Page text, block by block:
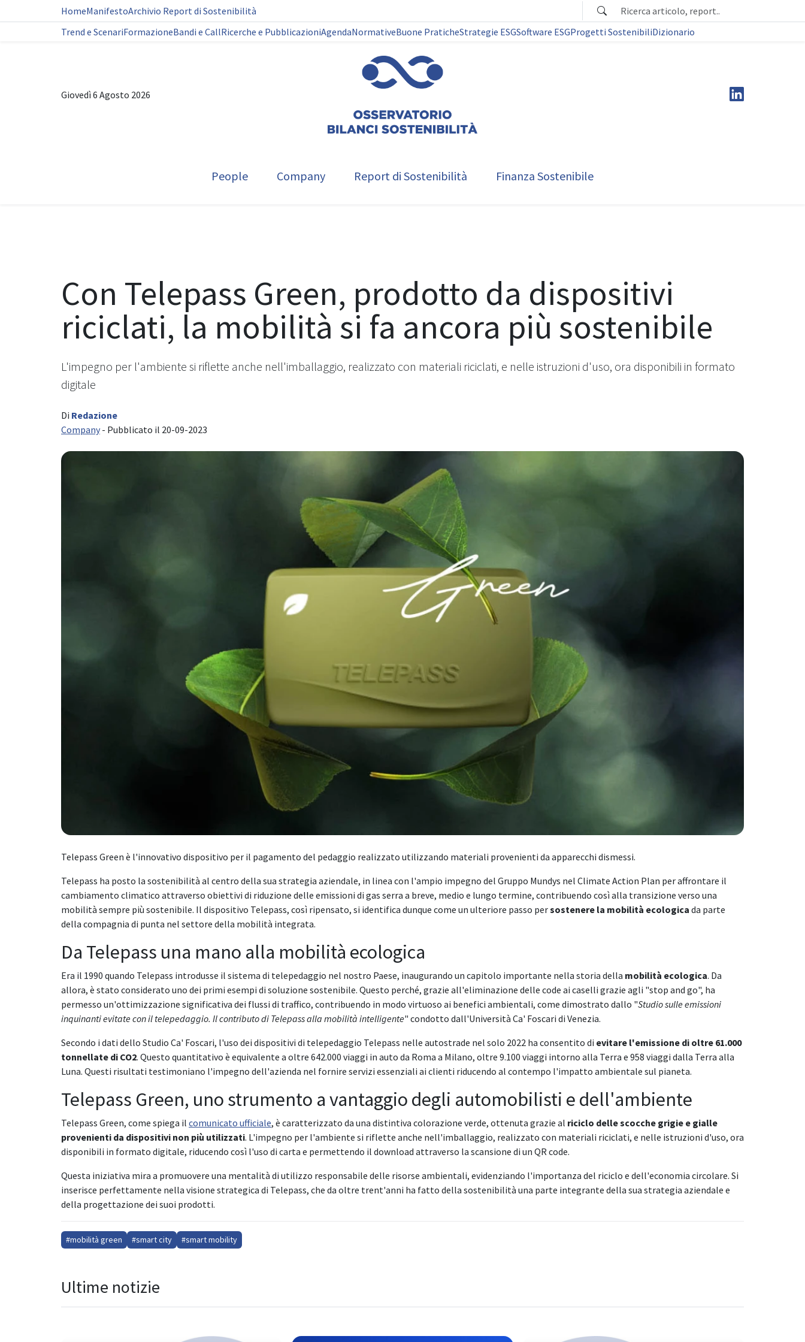
HomeManifestoArchivio Report di Sostenibilità
Trend e ScenariFormazioneBandi e CallRicerche e PubblicazioniAgendaNormativeBuone PraticheStrategie ESGSoftware ESGProgetti SostenibiliDizionario
Giovedì 6 Agosto 2026
People Company Report di Sostenibilità Finanza Sostenibile
Con Telepass Green, prodotto da dispositivi
riciclati, la mobilità si fa ancora più sostenibile
L'impegno per l'ambiente si riflette anche nell'imballaggio, realizzato con materiali riciclati, e nelle istruzioni d'uso, ora disponibili in formato
digitale
Di Redazione
Company - Pubblicato il 20-09-2023
Telepass Green è l'innovativo dispositivo per il pagamento del pedaggio realizzato utilizzando materiali provenienti da apparecchi dismessi.
Telepass ha posto la sostenibilità al centro della sua strategia aziendale, in linea con l'ampio impegno del Gruppo Mundys nel Climate Action Plan per affrontare il
cambiamento climatico attraverso obiettivi di riduzione delle emissioni di gas serra a breve, medio e lungo termine, contribuendo così alla transizione verso una
mobilità sempre più sostenibile. Il dispositivo Telepass, così ripensato, si identifica dunque come un ulteriore passo persostenere la mobilità ecologica da parte
della compagnia di punta nel settore della mobilità integrata.
Da Telepass una mano alla mobilità ecologica
Era il 1990 quando Telepass introdusse il sistema di telepedaggio nel nostro Paese, inaugurando un capitolo importante nella storia della mobilità ecologica. Da
allora, è stato considerato uno dei primi esempi di soluzione sostenibile. Questo perché, grazie all'eliminazione delle code ai caselli grazie agli "stop and go", ha
permesso un'ottimizzazione significativa dei flussi di traffico, contribuendo in modo virtuoso ai benefici ambientali, come dimostrato dallo "Studio sulle emissioni
inquinanti evitate con il telepedaggio. Il contributo di Telepass alla mobilità intelligente" condotto dall'Università Ca' Foscari di Venezia.
Secondo i dati dello Studio Ca' Foscari, l'uso dei dispositivi di telepedaggio Telepass nelle autostrade nel solo 2022 ha consentito di evitare l'emissione di oltre 61.000
tonnellate di CO2. Questo quantitativo è equivalente a oltre 642.000 viaggi in auto da Roma a Milano, oltre 9.100 viaggi intorno alla Terra e 958 viaggi dalla Terra alla
Luna. Questi risultati testimoniano l'impegno dell'azienda nel fornire servizi essenziali ai clienti riducendo al contempo l'impatto ambientale sul pianeta.
Telepass Green, uno strumento a vantaggio degli automobilisti e dell'ambiente
Telepass Green, come spiega il comunicato ufficiale, è caratterizzato da una distintiva colorazione verde, ottenuta grazie al riciclo delle scocche grigie e gialle
provenienti da dispositivi non più utilizzati. L'impegno per l'ambiente si riflette anche nell'imballaggio, realizzato con materiali riciclati, e nelle istruzioni d'uso, ora
disponibili in formato digitale, riducendo così l'uso di carta e permettendo il download attraverso la scansione di un QR code.
Questa iniziativa mira a promuovere una mentalità di utilizzo responsabile delle risorse ambientali, evidenziando l'importanza del riciclo e dell'economia circolare. Si
inserisce perfettamente nella visione strategica di Telepass, che da oltre trent'anni ha fatto della sostenibilità una parte integrante della sua strategia aziendale e
della progettazione dei suoi prodotti.
#mobilità green #smart city #smart mobility
Ultime notizie